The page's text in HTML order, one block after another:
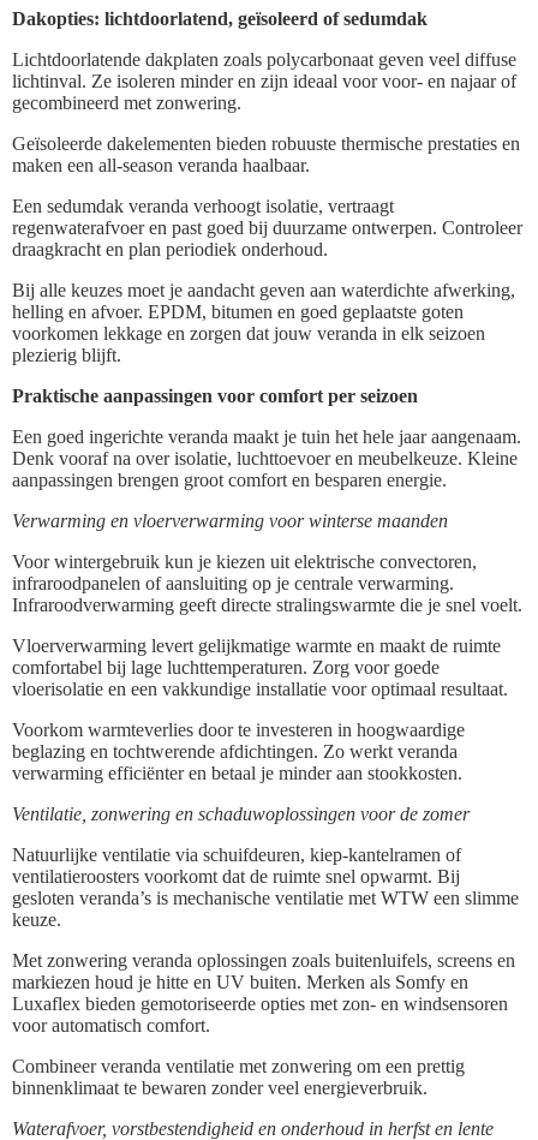
Dakopties: lichtdoorlatend, geïsoleerd of sedumdak
Lichtdoorlatende dakplaten zoals polycarbonaat geven veel diffuse
lichtinval. Ze isoleren minder en zijn ideaal voor voor- en najaar of
gecombineerd met zonwering.
Geïsoleerde dakelementen bieden robuuste thermische prestaties en
maken een all-season veranda haalbaar.
Een sedumdak veranda verhoogt isolatie, vertraagt
regenwaterafvoer en past goed bij duurzame ontwerpen. Controleer
draagkracht en plan periodiek onderhoud.
Bij alle keuzes moet je aandacht geven aan waterdichte afwerking,
helling en afvoer. EPDM, bitumen en goed geplaatste goten
voorkomen lekkage en zorgen dat jouw veranda in elk seizoen
plezierig blijft.
Praktische aanpassingen voor comfort per seizoen
Een goed ingerichte veranda maakt je tuin het hele jaar aangenaam.
Denk vooraf na over isolatie, luchttoevoer en meubelkeuze. Kleine
aanpassingen brengen groot comfort en besparen energie.
Verwarming en vloerverwarming voor winterse maanden
Voor wintergebruik kun je kiezen uit elektrische convectoren,
infraroodpanelen of aansluiting op je centrale verwarming.
Infraroodverwarming geeft directe stralingswarmte die je snel voelt.
Vloerverwarming levert gelijkmatige warmte en maakt de ruimte
comfortabel bij lage luchttemperaturen. Zorg voor goede
vloerisolatie en een vakkundige installatie voor optimaal resultaat.
Voorkom warmteverlies door te investeren in hoogwaardige
beglazing en tochtwerende afdichtingen. Zo werkt veranda
verwarming efficiënter en betaal je minder aan stookkosten.
Ventilatie, zonwering en schaduwoplossingen voor de zomer
Natuurlijke ventilatie via schuifdeuren, kiep-kantelramen of
ventilatieroosters voorkomt dat de ruimte snel opwarmt. Bij
gesloten veranda’s is mechanische ventilatie met WTW een slimme
keuze.
Met zonwering veranda oplossingen zoals buitenluifels, screens en
markiezen houd je hitte en UV buiten. Merken als Somfy en
Luxaflex bieden gemotoriseerde opties met zon- en windsensoren
voor automatisch comfort.
Combineer veranda ventilatie met zonwering om een prettig
binnenklimaat te bewaren zonder veel energieverbruik.
Waterafvoer, vorstbestendigheid en onderhoud in herfst en lente